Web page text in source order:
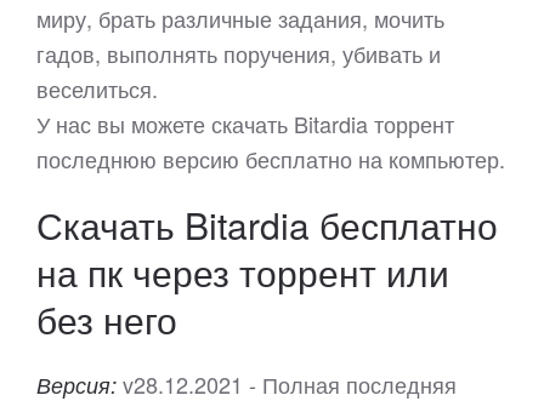
миру, брать различные задания, мочить
гадов, выполнять поручения, убивать и
веселиться.
У нас вы можете скачать Bitardia торрент
последнюю версию бесплатно на компьютер.
Скачать Bitardia бесплатно
на пк через торрент или
без него
Версия: v28.12.2021 - Полная последняя